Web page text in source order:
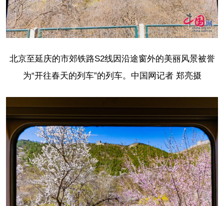
北京至延庆的市郊铁路S2线因沿途窗外的美丽风景被誉
为“开往春天的列车”的列车。中国网记者 郑亮摄